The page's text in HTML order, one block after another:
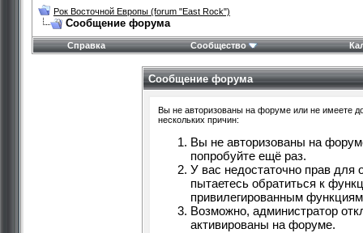
Рок Восточной Европы (forum "East Rock")
Сообщение форума
Справка Сообщество
Сообщение форума
Вы не авторизованы на форуме или не имеете
нескольких причин:
Вы не авторизованы на
попробуйте ещё раз.
У вас недостаточно прав
пытаетесь обратиться к
привилегированным
Возможно, администратор
активированы на форуме.